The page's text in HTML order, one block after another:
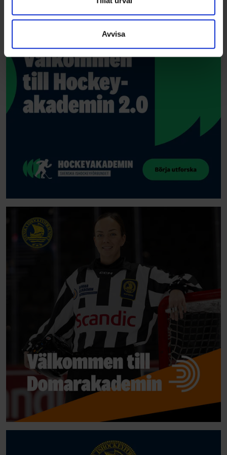
information som du har tillhandahållit eller som de har
samlat in när du har använt deras tjänster.
Avvisa